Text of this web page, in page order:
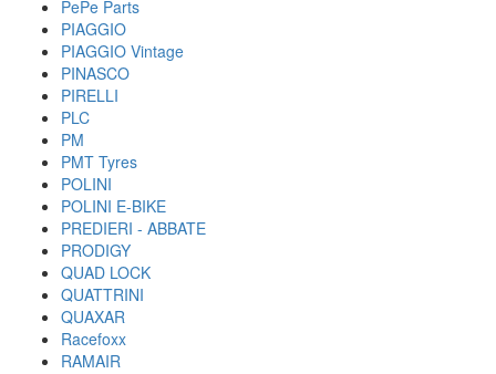
PePe Parts
PIAGGIO
PIAGGIO Vintage
PINASCO
PIRELLI
PLC
PM
PMT Tyres
POLINI
POLINI E-BIKE
PREDIERI - ABBATE
PRODIGY
QUAD LOCK
QUATTRINI
QUAXAR
Racefoxx
RAMAIR